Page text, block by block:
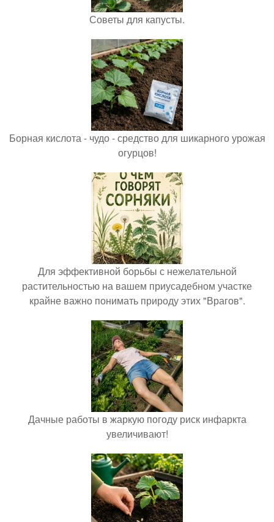
Советы для капусты.
Борная кислота - чудо - средство для шикарного урожая
огурцов!
Для эффективной борьбы с нежелательной
растительностью на вашем приусадебном участке
крайне важно понимать природу этих "Врагов".
Дачные работы в жаркую погоду риск инфаркта
увеличивают!